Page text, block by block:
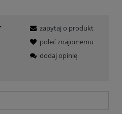
zapytaj o produkt
poleć znajomemu
dodaj opinię